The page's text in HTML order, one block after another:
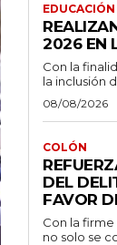
EDUCACIÓN
2026 EN
Con la
la inclusión
08/08/2026
COLÓN
DEL
FAVOR
Con la
no solo se